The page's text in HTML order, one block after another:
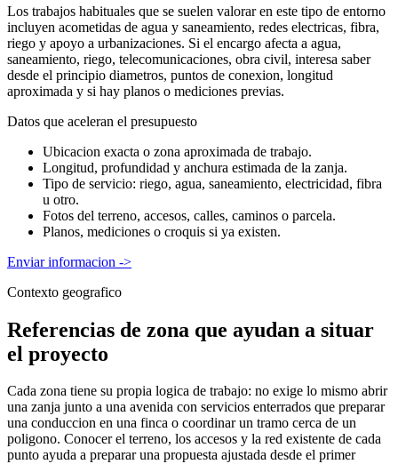
Los trabajos habituales que se suelen valorar en este tipo de entorno
incluyen acometidas de agua y saneamiento, redes electricas, fibra,
riego y apoyo a urbanizaciones. Si el encargo afecta a agua,
saneamiento, riego, telecomunicaciones, obra civil, interesa saber
desde el principio diametros, puntos de conexion, longitud
aproximada y si hay planos o mediciones previas.
Datos que aceleran el presupuesto
Ubicacion exacta o zona aproximada de trabajo.
Longitud, profundidad y anchura estimada de la zanja.
Tipo de servicio: riego, agua, saneamiento, electricidad, fibra
u otro.
Fotos del terreno, accesos, calles, caminos o parcela.
Planos, mediciones o croquis si ya existen.
Enviar informacion ->
Contexto geografico
Referencias de zona que ayudan a situar
el proyecto
Cada zona tiene su propia logica de trabajo: no exige lo mismo abrir
una zanja junto a una avenida con servicios enterrados que preparar
una conduccion en una finca o coordinar un tramo cerca de un
poligono. Conocer el terreno, los accesos y la red existente de cada
punto ayuda a preparar una propuesta ajustada desde el primer